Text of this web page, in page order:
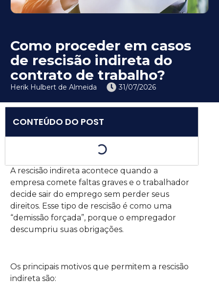
Como proceder em casos
de rescisão indireta do
contrato de trabalho?
Herik Hulbert de Almeida 31/07/2026
CONTEÚDO DO POST
A rescisão indireta acontece quando a
empresa comete faltas graves e o trabalhador
decide sair do emprego sem perder seus
direitos. Esse tipo de rescisão é como uma
“demissão forçada”, porque o empregador
descumpriu suas obrigações.
Os principais motivos que permitem a rescisão
indireta são: